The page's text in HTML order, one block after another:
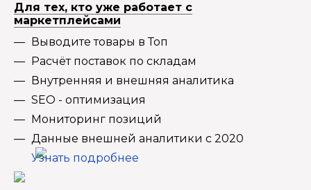
Для тех, кто уже работает с
маркетплейсами
Выводите товары в Топ
Расчёт поставок по складам
Внутренняя и внешняя аналитика
SEO - оптимизация
Мониторинг позиций
Данные внешней аналитики с 2020
Узнать подробнее